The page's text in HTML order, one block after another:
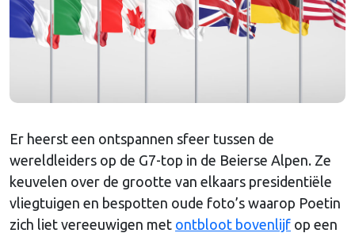
Er heerst een ontspannen sfeer tussen de
wereldleiders op de G7-top in de Beierse Alpen. Ze
keuvelen over de grootte van elkaars presidentiële
vliegtuigen en bespotten oude foto’s waarop Poetin
zich liet vereeuwigen met ontbloot bovenlijf op een